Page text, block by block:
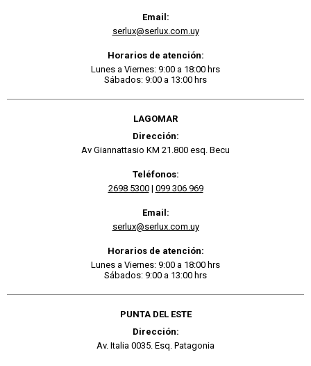
Email:
serlux@serlux.com.uy
Horarios de atención:
Lunes a Viernes: 9:00 a 18:00 hrs
Sábados: 9:00 a 13:00 hrs
LAGOMAR
Dirección:
Av Giannattasio KM 21.800 esq. Becu
Teléfonos:
2698 5300| 099 306 969
Email:
serlux@serlux.com.uy
Horarios de atención:
Lunes a Viernes: 9:00 a 18:00 hrs
Sábados: 9:00 a 13:00 hrs
PUNTA DEL ESTE
Dirección:
Av. Italia 0035. Esq. Patagonia